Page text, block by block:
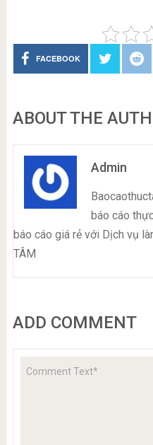
FACEBOOK
ABOUT THE
Admin
báo cáo
báo cáo giá rẻ với Dịch vụ
TÂM
ADD COMMENT